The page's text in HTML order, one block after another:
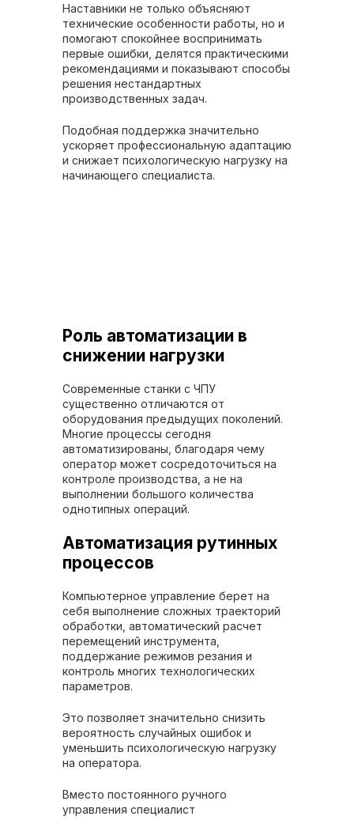
Наставники не только объясняют
технические особенности работы, но и
помогают спокойнее воспринимать
первые ошибки, делятся практическими
рекомендациями и показывают способы
решения нестандартных
производственных задач.
Подобная поддержка значительно
ускоряет профессиональную адаптацию
и снижает психологическую нагрузку на
начинающего специалиста.
Роль автоматизации в
снижении нагрузки
Современные станки с ЧПУ
существенно отличаются от
оборудования предыдущих поколений.
Многие процессы сегодня
автоматизированы, благодаря чему
оператор может сосредоточиться на
контроле производства, а не на
выполнении большого количества
однотипных операций.
Автоматизация рутинных
процессов
Компьютерное управление берет на
себя выполнение сложных траекторий
обработки, автоматический расчет
перемещений инструмента,
поддержание режимов резания и
контроль многих технологических
параметров.
Это позволяет значительно снизить
вероятность случайных ошибок и
уменьшить психологическую нагрузку
на оператора.
Вместо постоянного ручного
управления специалист